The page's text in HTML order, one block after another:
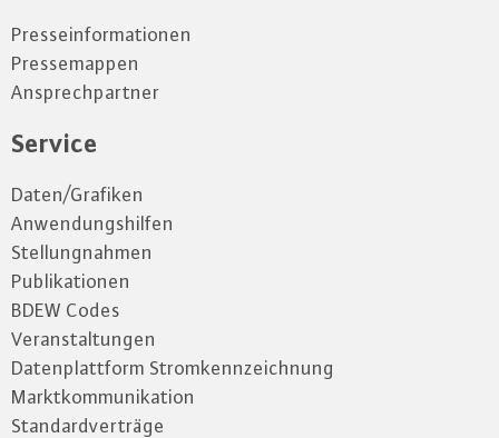
Presseinformationen
Pressemappen
Ansprechpartner
Service
Daten/Grafiken
Anwendungshilfen
Stellungnahmen
Publikationen
BDEW Codes
Veranstaltungen
Datenplattform Stromkennzeichnung
Marktkommunikation
Standardverträge